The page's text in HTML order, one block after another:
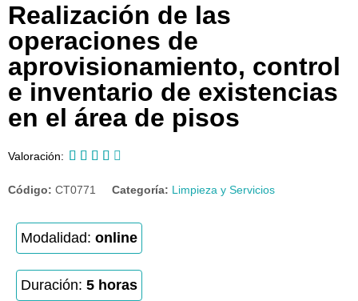
Realización de las
operaciones de
aprovisionamiento, control
e inventario de existencias
en el área de pisos
Valoración:     
Código: CT0771 Categoría: Limpieza y Servicios
Modalidad: online
Duración: 5 horas